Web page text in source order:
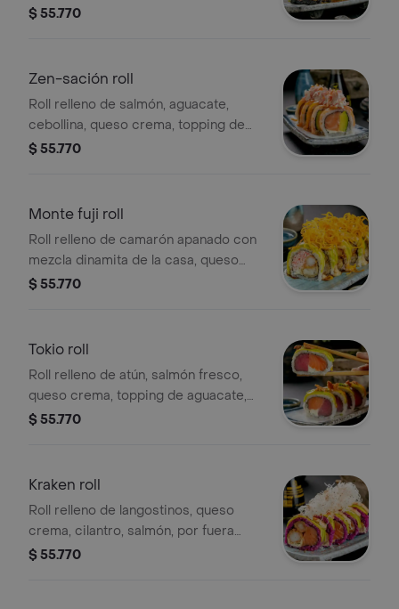
ensalada dinamita con toque de
teriyaki, spicy-mayo y alioli de
$ 55.770
Zen-sación roll
Roll relleno de salmón, aguacate,
cebollina, queso crema, topping de
salmón fresco, mezcla dinamita y
$ 55.770
Monte fuji roll
Roll relleno de camarón apanado con
mezcla dinamita de la casa, queso
crema, cebollín, cubierto de aguacate
$ 55.770
Tokio roll
Roll relleno de atún, salmón fresco,
queso crema, topping de aguacate,
crunchy de salmón cebollina y salsa
$ 55.770
Kraken roll
Roll relleno de langostinos, queso
crema, cilantro, salmón, por fuera
envuelto en aguacate e hilos
$ 55.770